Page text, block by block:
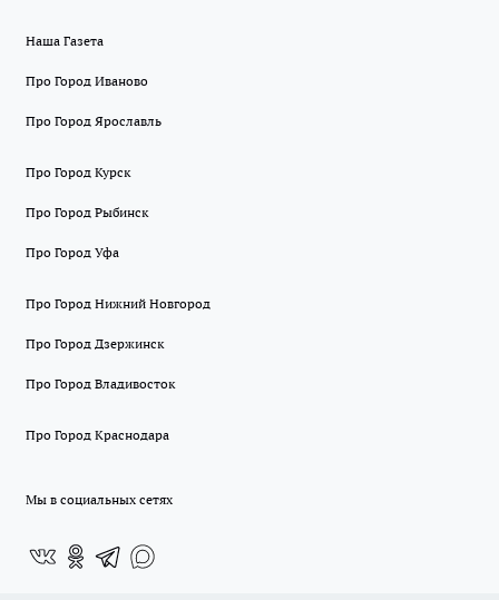
Наша Газета
Про Город Иваново
Про Город Ярославль
Про Город Курск
Про Город Рыбинск
Про Город Уфа
Про Город Нижний Новгород
Про Город Дзержинск
Про Город Владивосток
Про Город Краснодара
Мы в социальных сетях